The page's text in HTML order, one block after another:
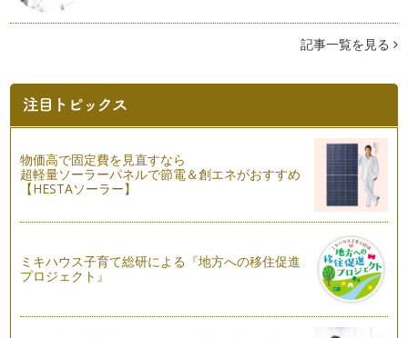
リボンが肝心？可愛いラッピングのお助けアイテム
ラッピングに欠かせないアイテムの一つにリボンがあります。
七夕には5色の和紙でラッピング♪
7月7日は七夕。七夕は日本では一年間の重要な節句を表す五
節…
慶弔のお包み
6月はジューンブライド！結婚披露宴やパーティにお呼ばれさ
れている方も多いのではないでしょう…
6月15日は父の日。今年の父の日ギフトは自分で包んでみませ
んか？海外のお土産やギフトとして…
これまで3回にわたりラッピングのアレンジアイデアについて
記事一覧を見る
物価高で固定費を見直すなら
超軽量ソーラーパネルで節電＆創エネがおすすめ
【HESTAソーラー】
ミキハウス子育て総研による『地方への移住促進
プロジェクト』